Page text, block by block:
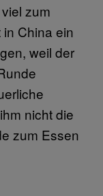
zum
China ein
weil der
nicht die
zum Essen